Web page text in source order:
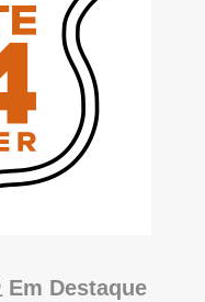
Em Destaque